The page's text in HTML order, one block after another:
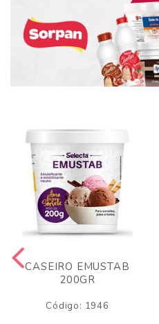
CASEIRO EMUSTAB
200GR
Código: 1946